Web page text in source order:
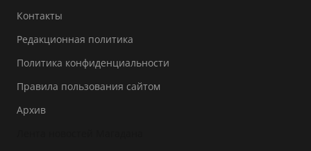
Контакты
Редакционная политика
Политика конфиденциальности
Правила пользования сайтом
Архив